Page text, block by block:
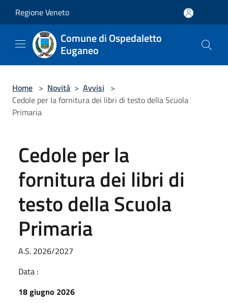
Regione Veneto
Comune di Ospedaletto
Euganeo
Home > Novità > Avvisi >
Cedole per la fornitura dei libri di testo della Scuola
Primaria
Cedole per la
fornitura dei libri di
testo della Scuola
Primaria
A.S. 2026/2027
Data :
18 giugno 2026